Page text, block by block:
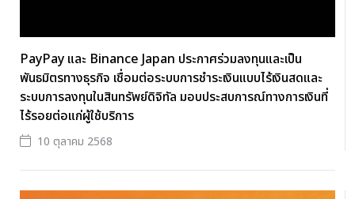
PayPay และ Binance Japan ประกาศร่วมลงทุนและเป็น
พันธมิตรทางธุรกิจ เชื่อมต่อระบบการชำระเงินแบบไร้เงินสดและ
ระบบการลงทุนในสินทรัพย์ดิจิทัล มอบประสบการณ์ทางการเงินที่
ไร้รอยต่อแก่ผู้ใช้บริการ
10 ตุลาคม 2568